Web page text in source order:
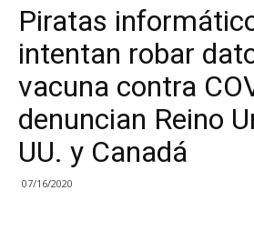
Piratas
intentan robar
vacuna contra
denuncian Reino
UU. y Canadá
07/16/2020